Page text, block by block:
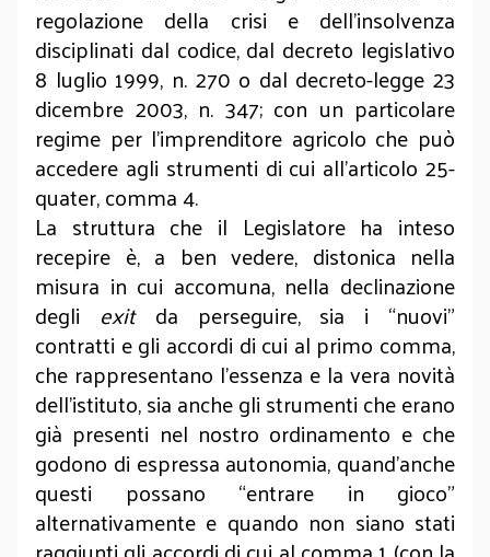
regolazione della crisi e dell'insolvenza
disciplinati dal codice, dal decreto legislativo
8 luglio 1999, n. 270 o dal decreto-legge 23
dicembre 2003, n. 347; con un particolare
regime per l'imprenditore agricolo che può
accedere agli strumenti di cui all'articolo 25-
quater, comma 4.
La struttura che il Legislatore ha inteso
recepire è, a ben vedere, distonica nella
misura in cui accomuna, nella declinazione
degli exit da perseguire, sia i “nuovi”
contratti e gli accordi di cui al primo comma,
che rappresentano l’essenza e la vera novità
dell’istituto, sia anche gli strumenti che erano
già presenti nel nostro ordinamento e che
godono di espressa autonomia, quand’anche
questi possano “entrare in gioco”
alternativamente e quando non siano stati